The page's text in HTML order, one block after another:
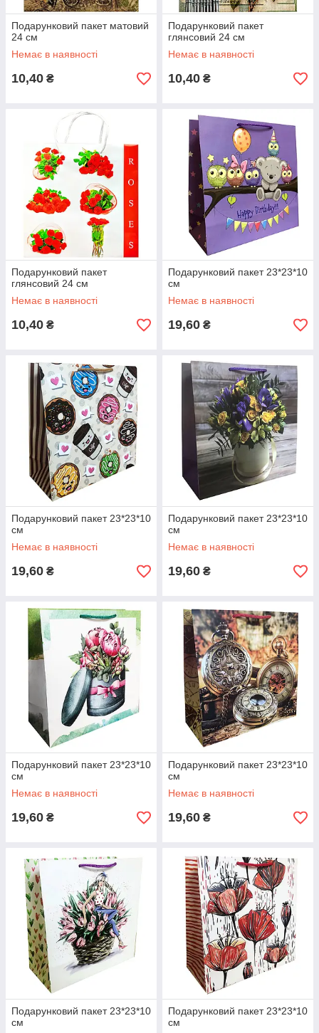
Подарунковий пакет матовий
24 см
Немає в наявності
10,40 ₴
Подарунковий пакет
глянсовий 24 см
Немає в наявності
10,40 ₴
Подарунковий пакет
глянсовий 24 см
Немає в наявності
10,40 ₴
Подарунковий пакет 23*23*10
см
Немає в наявності
19,60 ₴
Подарунковий пакет 23*23*10
см
Немає в наявності
19,60 ₴
Подарунковий пакет 23*23*10
см
Немає в наявності
19,60 ₴
Подарунковий пакет 23*23*10
см
Немає в наявності
19,60 ₴
Подарунковий пакет 23*23*10
см
Немає в наявності
19,60 ₴
Подарунковий пакет 23*23*10
см
Подарунковий пакет 23*23*10
см